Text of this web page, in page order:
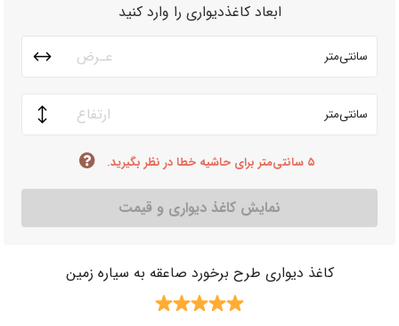
ابعاد کاغذدیواری را وارد کنید
سانتی‌متر
سانتی‌متر
۵ سانتی‌متر برای حاشیه خطا در نظر بگیرید.
نمایش کاغذ دیواری و قیمت
کاغذ دیواری طرح برخورد صاعقه به سیاره زمین